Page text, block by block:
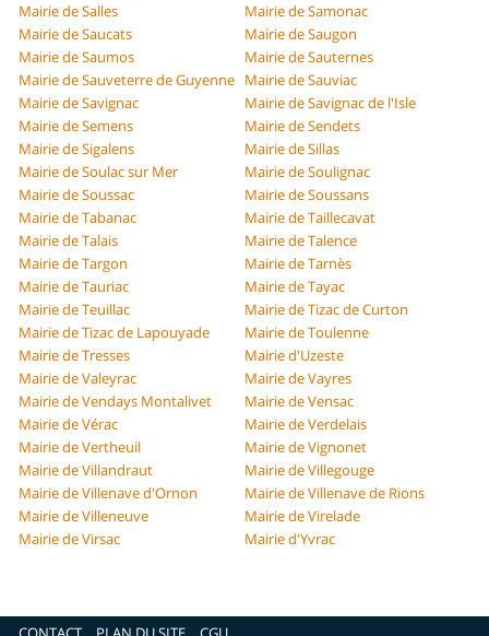
Mairie de Salles
Mairie de Samonac
Mairie de Saucats
Mairie de Saugon
Mairie de Saumos
Mairie de Sauternes
Mairie de Sauveterre de Guyenne Mairie de Sauviac
Mairie de Savignac
Mairie de Savignac de l'Isle
Mairie de Semens
Mairie de Sendets
Mairie de Sigalens
Mairie de Sillas
Mairie de Soulac sur Mer
Mairie de Soulignac
Mairie de Soussac
Mairie de Soussans
Mairie de Tabanac
Mairie de Taillecavat
Mairie de Talais
Mairie de Talence
Mairie de Targon
Mairie de Tarnès
Mairie de Tauriac
Mairie de Tayac
Mairie de Teuillac
Mairie de Tizac de Curton
Mairie de Tizac de Lapouyade
Mairie de Toulenne
Mairie de Tresses
Mairie d'Uzeste
Mairie de Valeyrac
Mairie de Vayres
Mairie de Vendays Montalivet
Mairie de Vensac
Mairie de Vérac
Mairie de Verdelais
Mairie de Vertheuil
Mairie de Vignonet
Mairie de Villandraut
Mairie de Villegouge
Mairie de Villenave d'Ornon
Mairie de Villenave de Rions
Mairie de Villeneuve
Mairie de Virelade
Mairie de Virsac
Mairie d'Yvrac